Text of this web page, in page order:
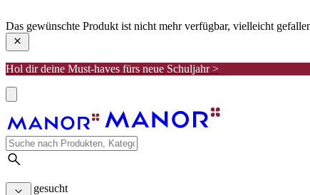
Das gewünschte Produkt ist nicht mehr verfügbar, vielleicht
Hol dir deine Must-haves fürs neue Schuljahr >
Meist gesucht